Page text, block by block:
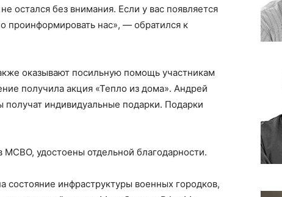
остался без внимания. Если у вас появляется
проинформировать нас», — обратился к
оказывают посильную помощь участникам
получила акция «Тепло из дома». Андрей
индивидуальные подарки. Подарки
удостоены отдельной благодарности.
инфраструктуры военных городков,